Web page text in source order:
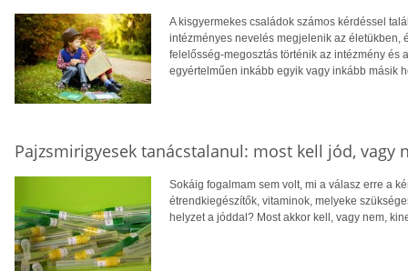
A kisgyermekes családok számos kérdéssel
intézményes nevelés megjelenik az életükben,
felelősség-megosztás történik az intézmény és
egyértelműen inkább egyik vagy inkább másik
Pajzsmirigyesek tanácstalanul: most kell jód, vagy
Sokáig fogalmam sem volt, mi a válasz erre a
étrendkiegészítők, vitaminok, melyeke
helyzet a jóddal? Most akkor kell, vagy nem,